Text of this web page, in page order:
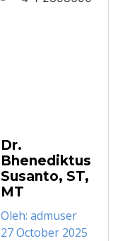
Dr.
Bhenediktus
Susanto, ST,
MT
Oleh: admuser
27 October 2025